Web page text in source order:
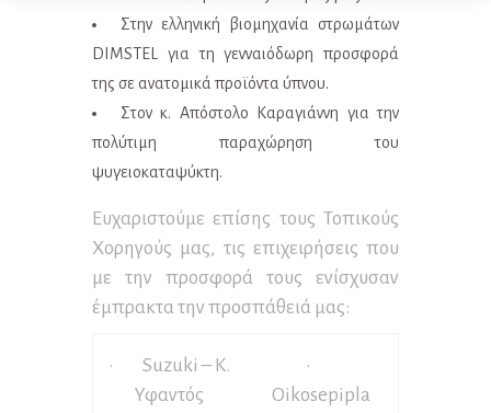
Στην ελληνική βιομηχανία στρωμάτων
DIMSTEL για τη γενναιόδωρη προσφορά
της σε ανατομικά προϊόντα ύπνου.
Στον κ. Απόστολο Καραγιάννη για την
πολύτιμη παραχώρηση του
ψυγειοκαταψύκτη.
Ευχαριστούμε επίσης τους Τοπικούς
Χορηγούς μας, τις επιχειρήσεις που
με την προσφορά τους ενίσχυσαν
έμπρακτα την προσπάθειά μας:
· Suzuki – Κ.
Υφαντός
·
Oikosepipla